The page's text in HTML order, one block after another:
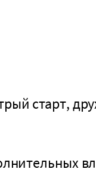
старт,